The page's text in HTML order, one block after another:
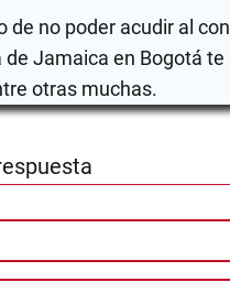
de no poder acudir al
de Jamaica en Bogotá te
otras muchas.